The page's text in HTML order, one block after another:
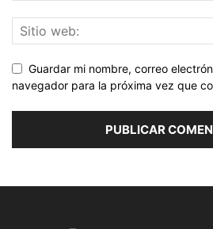
Guardar mi nombre, correo
navegador para la próxima vez que